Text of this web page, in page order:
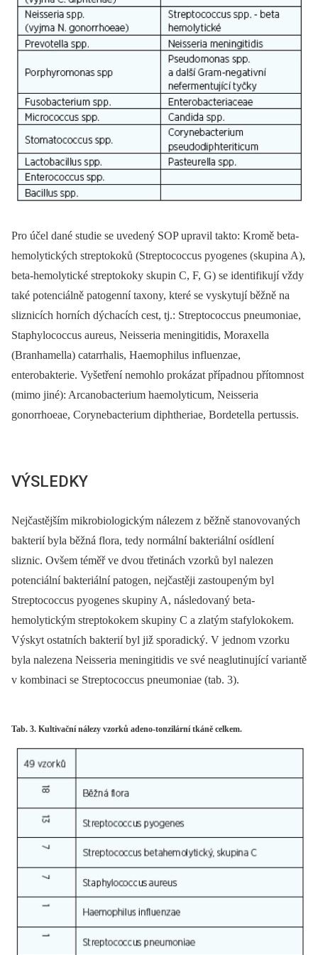
Pro účel dané studie se uvedený SOP upravil takto: Kromě beta-
hemolytických streptokoků (Streptococcus pyogenes (skupina A),
beta-hemolytické streptokoky skupin C, F, G) se identifikují vždy
také potenciálně patogenní taxony, které se vyskytují běžně na
sliznicích horních dýchacích cest, tj.: Streptococcus pneumoniae,
Staphylococcus aureus, Neisseria meningitidis, Moraxella
(Branhamella) catarrhalis, Haemophilus influenzae,
enterobakterie. Vyšetření nemohlo prokázat případnou přítomnost
(mimo jiné): Arcanobacterium haemolyticum, Neisseria
gonorrhoeae, Corynebacterium diphtheriae, Bordetella pertussis.
VÝSLEDKY
Nejčastějším mikrobiologickým nálezem z běžně stanovovaných
bakterií byla běžná flora, tedy normální bakteriální osídlení
sliznic. Ovšem téměř ve dvou třetinách vzorků byl nalezen
potenciální bakteriální patogen, nejčastěji zastoupeným byl
Streptococcus pyogenes skupiny A, následovaný beta-
hemolytickým streptokokem skupiny C a zlatým stafylokokem.
Výskyt ostatních bakterií byl již sporadický. V jednom vzorku
byla nalezena Neisseria meningitidis ve své neaglutinující variantě
v kombinaci se Streptococcus pneumoniae (tab. 3).
Tab. 3. Kultivační nálezy vzorků adeno-tonzilární tkáně celkem.